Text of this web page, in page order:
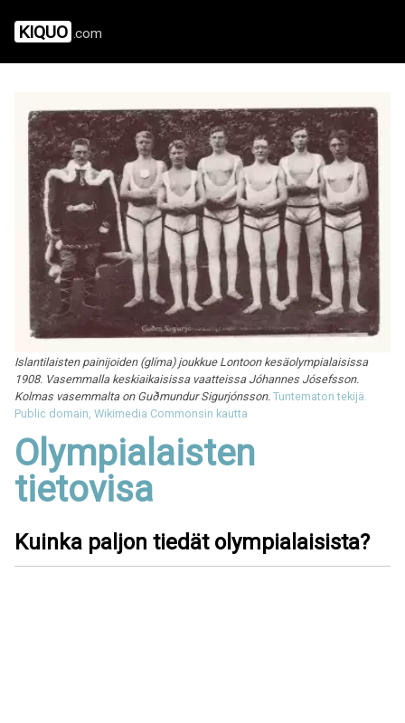
KIQUO .com
Islantilaisten painijoiden (glíma) joukkue Lontoon kesäolympialaisissa
1908. Vasemmalla keskiaikaisissa vaatteissa Jóhannes Jósefsson.
Kolmas vasemmalta on Guðmundur Sigurjónsson. Tuntematon tekijä.
Public domain, Wikimedia Commonsin kautta
Olympialaisten
tietovisa
Kuinka paljon tiedät olympialaisista?